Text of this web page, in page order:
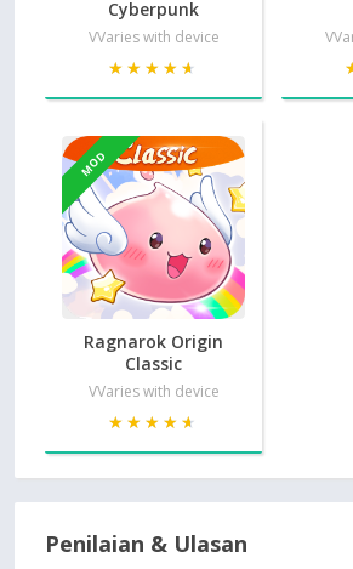
Cyberpunk
VVaries with device
★★★★★
★★★★★
MOD
Ragnarok Origin
Classic
VVaries with device
★★★★★
★★★★★
Penilaian & Ulasan